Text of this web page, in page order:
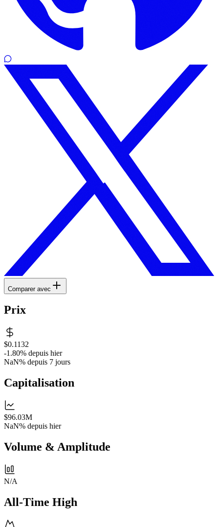
Comparer avec
Prix
$0.1132
-1.80% depuis hier
NaN% depuis 7 jours
Capitalisation
$96.03M
NaN% depuis hier
Volume & Amplitude
N/A
All-Time High